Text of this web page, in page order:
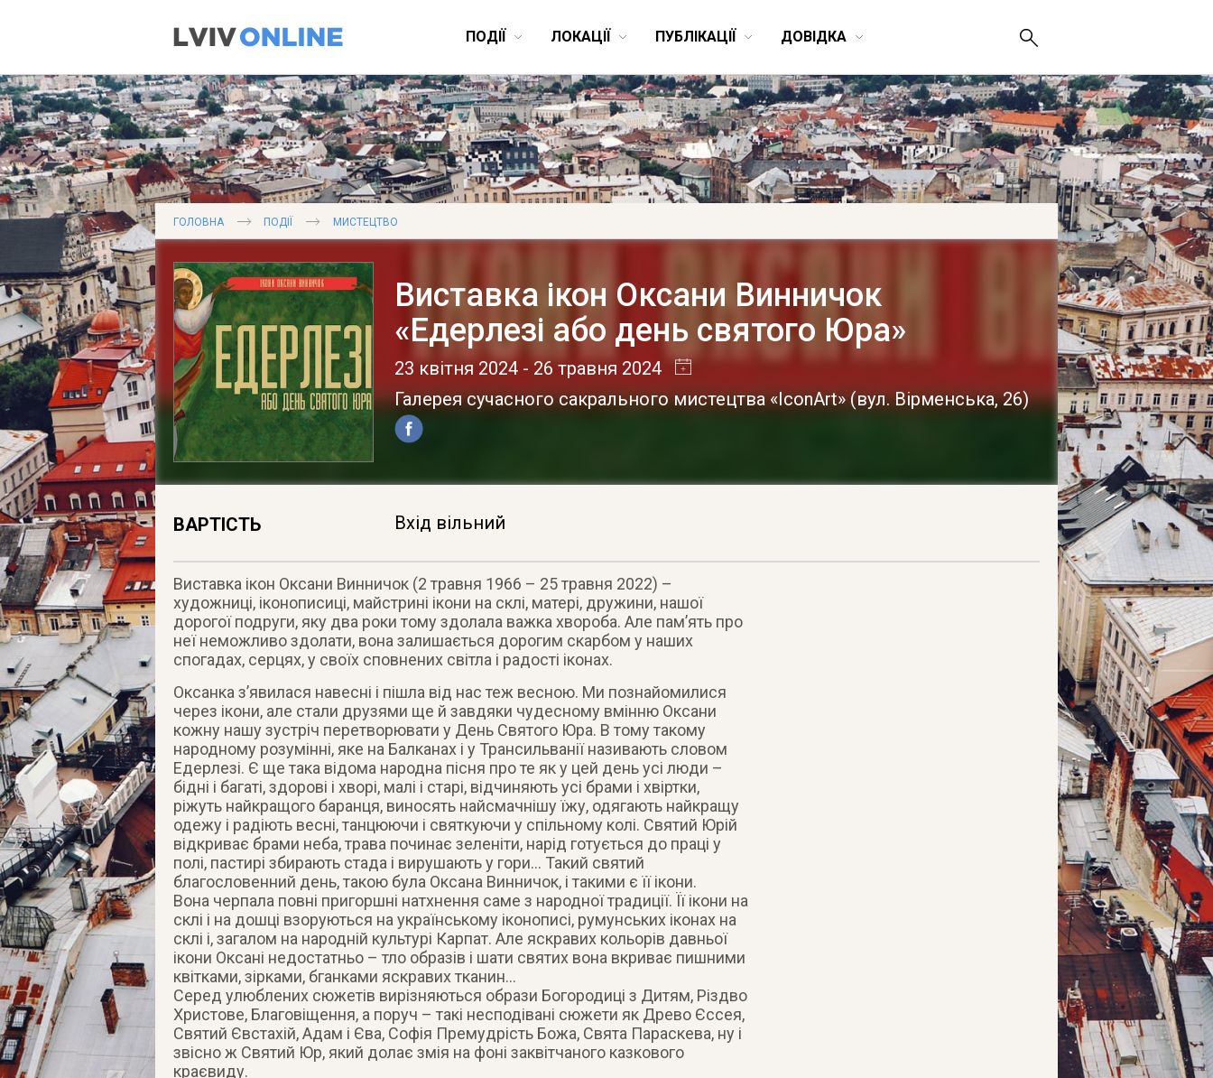
ПОДІЇ ЛОКАЦІЇ ПУБЛІКАЦІЇ ДОВІДКА
ГОЛОВНА ПОДІЇ МИСТЕЦТВО
Виставка ікон Оксани Винничок
«Едерлезі або день святого Юра»
23 квітня 2024 - 26 травня 2024
Галерея сучасного сакрального мистецтва «IconArt» (вул. Вірменська, 26)
ВАРТІСТЬ Вхід вільний
Виставка ікон Оксани Винничок (2 травня 1966 – 25 травня 2022) –
художниці, іконописиці, майстрині ікони на склі, матері, дружини, нашої
дорогої подруги, яку два роки тому здолала важка хвороба. Але пам’ять про
неї неможливо здолати, вона залишається дорогим скарбом у наших
спогадах, серцях, у своїх сповнених світла і радості іконах.
Оксанка з’явилася навесні і пішла від нас теж весною. Ми познайомилися
через ікони, але стали друзями ще й завдяки чудесному вмінню Оксани
кожну нашу зустріч перетворювати у День Святого Юра. В тому такому
народному розумінні, яке на Балканах і у Трансильванії називають словом
Едерлезі. Є ще така відома народна пісня про те як у цей день усі люди –
бідні і багаті, здорові і хворі, малі і старі, відчиняють усі брами і хвіртки,
ріжуть найкращого баранця, виносять найсмачнішу їжу, одягають найкращу
одежу і радіють весні, танцюючи і святкуючи у спільному колі. Святий Юрій
відкриває брами неба, трава починає зеленіти, нарід готується до праці у
полі, пастирі збирають стада і вирушають у гори… Такий святий
благословенний день, такою була Оксана Винничок, і такими є її ікони.
Вона черпала повні пригоршні натхнення саме з народної традиції. Її ікони на
склі і на дошці взоруються на українському іконописі, румунських іконах на
склі і, загалом на народній культурі Карпат. Але яскравих кольорів давньої
ікони Оксані недостатньо – тло образів і шати святих вона вкриває пишними
квітками, зірками, бганками яскравих тканин…
Серед улюблених сюжетів вирізняються образи Богородиці з Дитям, Різдво
Христове, Благовіщення, а поруч – такі несподівані сюжети як Древо Єссея,
Святий Євстахій, Адам і Єва, Софія Премудрість Божа, Свята Параскева, ну і
звісно ж Святий Юр, який долає змія на фоні заквітчаного казкового
краєвиду.